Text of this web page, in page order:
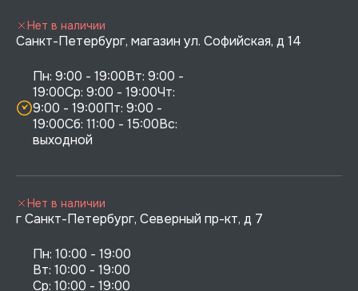
Санкт-Петербург, магазин ул. Софийская, д 14
Пн: 9:00 - 19:00Вт: 9:00 -
19:00Ср: 9:00 - 19:00Чт:
9:00 - 19:00Пт: 9:00 -
19:00Сб: 11:00 - 15:00Вс:
выходной
Нет в наличии
г Санкт-Петербург, Северный пр-кт, д 7
Пн: 10:00 - 19:00
Вт: 10:00 - 19:00
Ср: 10:00 - 19:00
Нет в наличии